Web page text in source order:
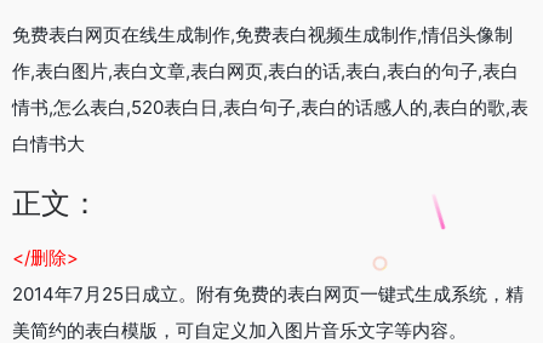
免费表白网页在线生成制作,免费表白视频生成制作,情侣头像制
作,表白图片,表白文章,表白网页,表白的话,表白,表白的句子,表白
情书,怎么表白,520表白日,表白句子,表白的话感人的,表白的歌,表
白情书大
正文：
</删除>
2014年7月25日成立。附有免费的表白网页一键式生成系统，精
美简约的表白模版，可自定义加入图片音乐文字等内容。